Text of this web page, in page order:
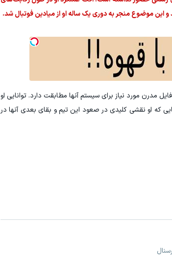
از جمله اینیاکی کانا، معتقدند که این بازیکن ۲۶ ساله با پروفایل مدرن مورد نیاز برای سیستم آنها مطابقت دارد. توانایی او
که او نقشی کلیدی در صعود این تیم و بقای بعدی آنها در